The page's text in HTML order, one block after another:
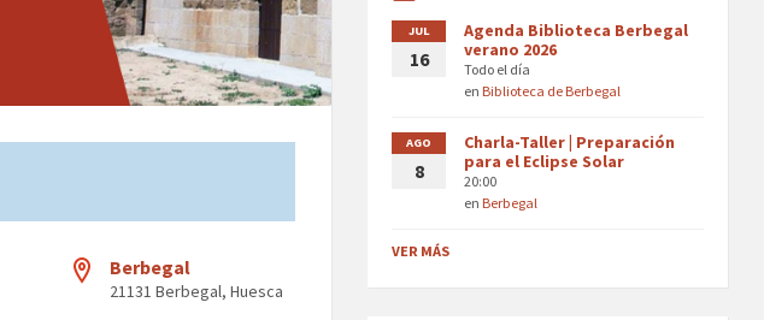
Berbegal
21131 Berbegal, Huesca
JUL
16
Agenda Biblioteca Berbegal
verano 2026
Todo el día
enBiblioteca de Berbegal
AGO
8
Charla-Taller | Preparación
para el Eclipse Solar
20:00
enBerbegal
VER MÁS